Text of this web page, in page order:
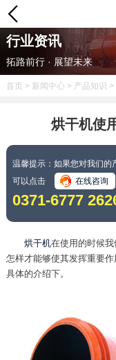
行业资讯
拓路前行 · 展望未来
首页 > 新闻中心> 产品知识 >
烘干机使
温馨提示：如果您对我们的
可以点击
在线咨询
0371-6777
烘干机在使用的时候
怎样才能够使其发挥重要
具体的介绍下。